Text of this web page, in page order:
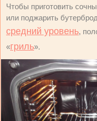
Чтобы приготовить
или поджарить
средний уровень,
«гриль».